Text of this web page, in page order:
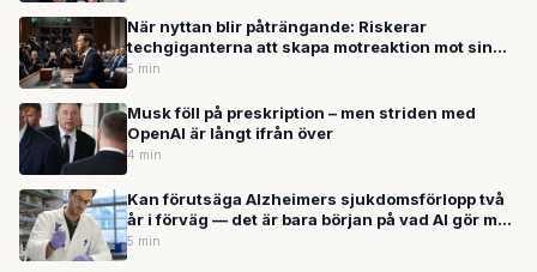
När nyttan blir påträngande: Riskerar
techgiganterna att skapa motreaktion mot sin
egen AI?
5 min
Musk föll på preskription – men striden med
OpenAI är långt ifrån över
4 min
Kan förutsäga Alzheimers sjukdomsförlopp två
år i förväg — det är bara början på vad AI gör mot
sjukdomar just nu
5 min